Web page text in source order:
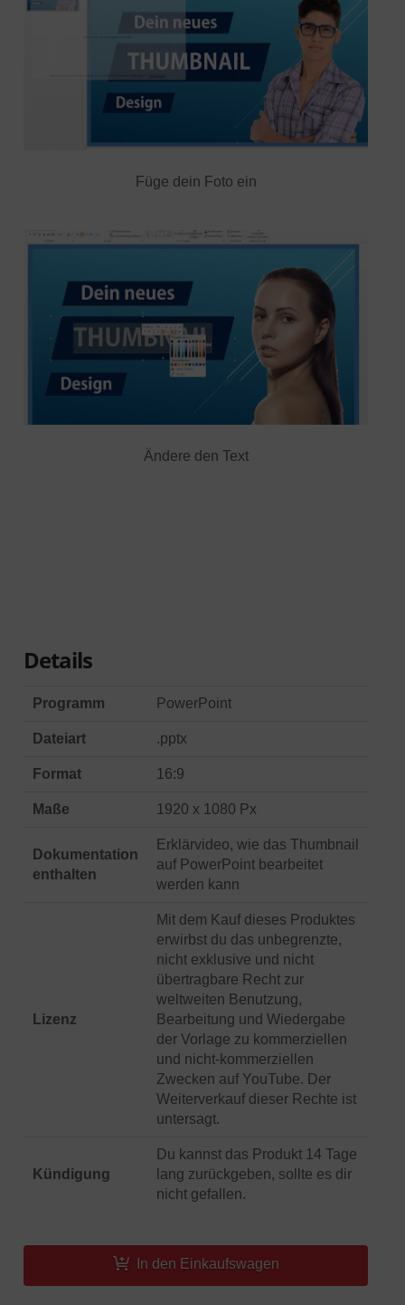
Füge dein Foto ein
Ändere den Text
Details
Programm PowerPoint
Dateiart .pptx
Format 16:9
Maße 1920 x 1080 Px
Dokumentation
enthalten
Erklärvideo, wie das Thumbnail
auf PowerPoint bearbeitet
werden kann
Lizenz
Mit dem Kauf dieses Produktes
erwirbst du das unbegrenzte,
nicht exklusive und nicht
übertragbare Recht zur
weltweiten Benutzung,
Bearbeitung und Wiedergabe
der Vorlage zu kommerziellen
und nicht-kommerziellen
Zwecken auf YouTube. Der
Weiterverkauf dieser Rechte ist
untersagt.
Kündigung
Du kannst das Produkt 14 Tage
lang zurückgeben, sollte es dir
nicht gefallen.
In den Einkaufswagen